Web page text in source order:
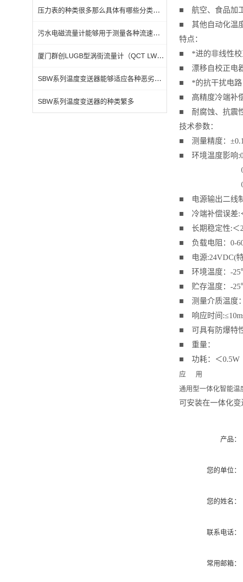
压力表的种类很多那么具体有哪些分类一起来看看吧
污水电磁流量计能够用于测量各种流速的液体
厦门群创LUGB型涡街流量计（QCT LWE智能涡街流量计）
SBW系列温度变送器能够适应各种恶劣工况
SBW系列温度变送器的种类繁多
■ 航空、食品加
■ 其他自动化温
特点：
■ *进的非线性校
■ 漂移自校正电
■ *的抗干扰电路
■ 高精度冷端补
■ 耐腐蚀、抗震
技术参数：
■ 测量精度：
■ 环境温度影响
0.2级：
0.5级：
■ 电源输出二线
■ 冷端补偿误差:
■ 长期稳定性:＜
■ 负载电阻：0-
■ 电源:24VDC(
■ 环境温度：-
■ 贮存温度：-
■ 测量介质温度
■ 响应时间
■ 可具有防爆特
■ 重量：
■ 功耗：＜0.5W
应
用
通用型一体化智能温
可安装在一体化变
产品：
您的单位：
您的姓名：
联系电话：
常用邮箱：